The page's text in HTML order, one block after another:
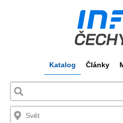
Katalog Články